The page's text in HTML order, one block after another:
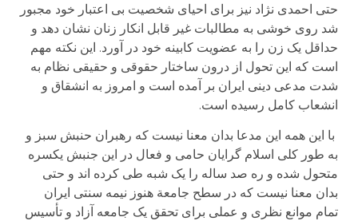
حتی احمدی نژاد نیز برای احیای شخصیت بی اعتبار خود مجبور
شد روی خوشی به مطالبات غیر قابل انکار زنان نشان دهد و
حداقل یک زن را به عضویت کابینه خود در آورد. این نکته مهم
است که این تحول از درون ساختار حقوقی و حقیقی نظام به
شدت مدعی دینی ایران بر آمده است و امروز به انشقاق و
انشعاب کامل رسیده است.
با این همه این مدعا بدان معنا نیست که رهبران حنبش سبز و
به طور کلی اسلام گرایان حامی و فعال در این جنبش یکسره
متحول شده و ره صد ساله را یک شبه طی کرده اند و حتی
بدان معنا نیست که در سطح جامعة هنوز نیمه سنتی ایران
تمام موانع نظری و عملی برای تحقق یک جامعه آزاد و تأسیس